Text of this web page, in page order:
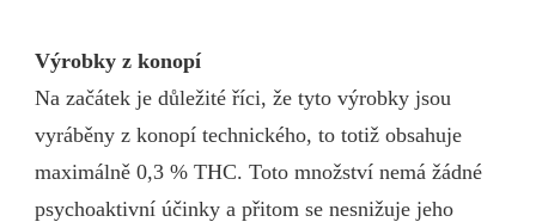
Výrobky z konopí
Na začátek je důležité říci, že tyto výrobky jsou
vyráběny z konopí technického, to totiž obsahuje
maximálně 0,3 % THC. Toto množství nemá žádné
psychoaktivní účinky a přitom se nesnižuje jeho